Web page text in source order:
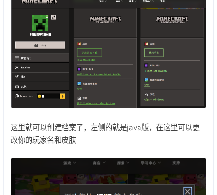
这里就可以创建档案了，左侧的就是java版，在这里可以更
改你的玩家名和皮肤